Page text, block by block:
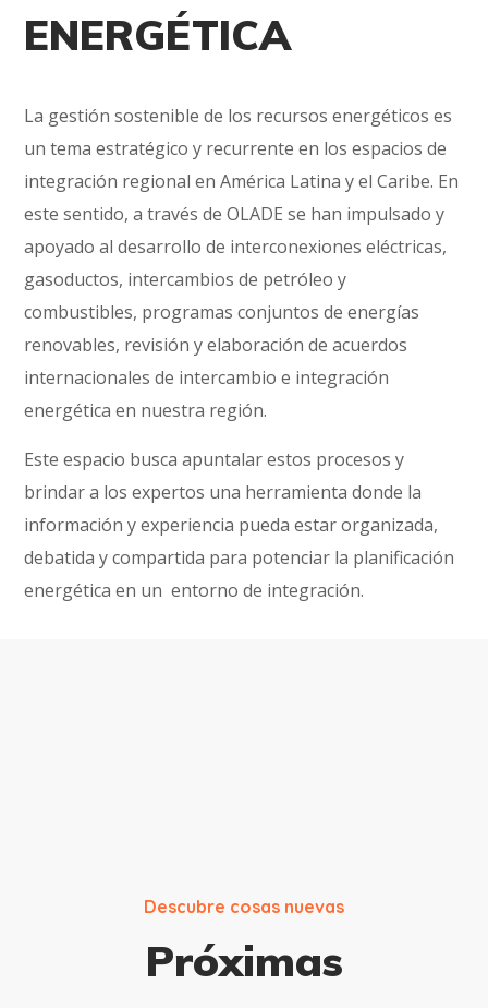
ENERGÉTICA
La gestión sostenible de los recursos energéticos es
un tema estratégico y recurrente en los espacios de
integración regional en América Latina y el Caribe. En
este sentido, a través de OLADE se han impulsado y
apoyado al desarrollo de interconexiones eléctricas,
gasoductos, intercambios de petróleo y
combustibles, programas conjuntos de energías
renovables, revisión y elaboración de acuerdos
internacionales de intercambio e integración
energética en nuestra región.
Este espacio busca apuntalar estos procesos y
brindar a los expertos una herramienta donde la
información y experiencia pueda estar organizada,
debatida y compartida para potenciar la planificación
energética en un entorno de integración.
Descubre cosas nuevas
Próximas